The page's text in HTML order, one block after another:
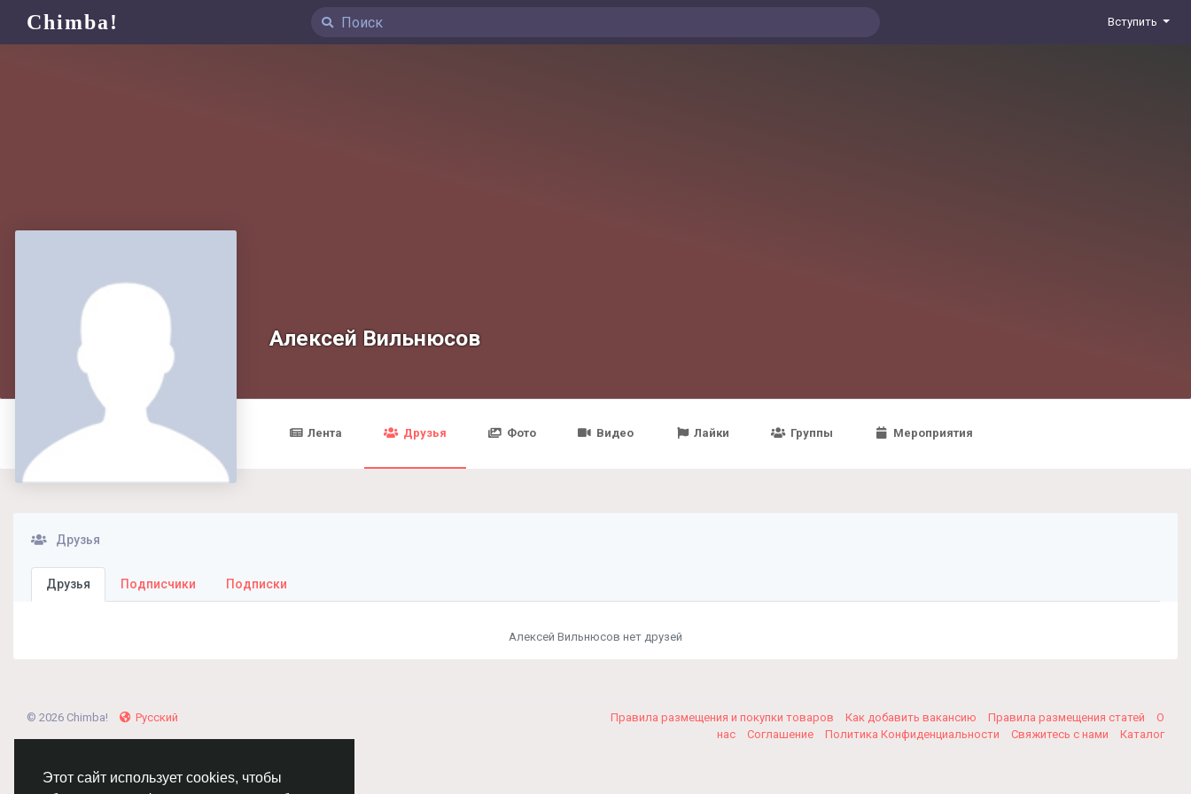
Этот сайт использует cookies, чтобы
Chimba! Вступить
Алексей Вильнюсов
Лента Друзья Фото Видео Лайки Группы Мероприятия
Друзья
Друзья Подписчики Подписки
Алексей Вильнюсов нет друзей
© 2026 Chimba! Русский Правила размещения и покупки товаров Как добавить вакансию Правила размещения статей
О
нас
Соглашение Политика Конфиденциальности Свяжитесь с нами Каталог